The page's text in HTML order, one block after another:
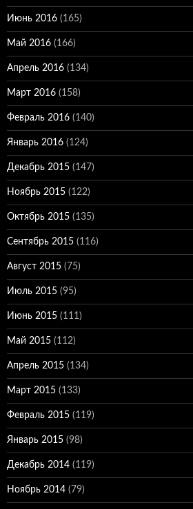
Июнь 2016 (165)
Май 2016 (166)
Апрель 2016 (134)
Март 2016 (158)
Февраль 2016 (140)
Январь 2016 (124)
Декабрь 2015 (147)
Ноябрь 2015 (122)
Октябрь 2015 (135)
Сентябрь 2015 (116)
Август 2015 (75)
Июль 2015 (95)
Июнь 2015 (111)
Май 2015 (112)
Апрель 2015 (134)
Март 2015 (133)
Февраль 2015 (119)
Январь 2015 (98)
Декабрь 2014 (119)
Ноябрь 2014 (79)